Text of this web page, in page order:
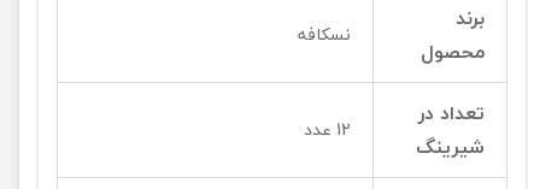
برند
محصول
نسکافه
تعداد در
شیرینگ
12 عدد